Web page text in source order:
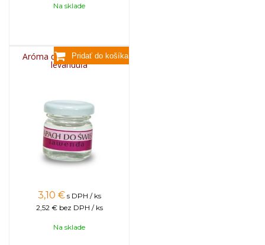
Na sklade
Aróma do sviečok, 25g -
levanduľa
3,10 € s DPH / ks
2,52 € bez DPH / ks
Na sklade